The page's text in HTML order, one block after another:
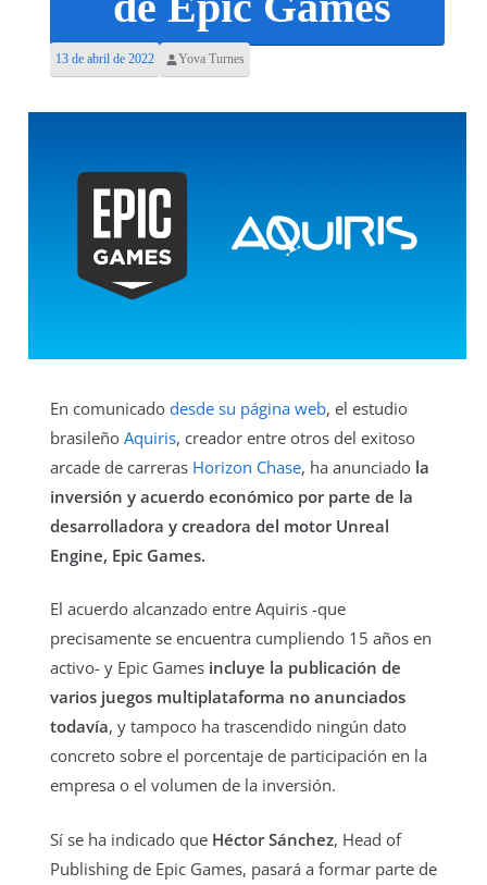
13 de abril de 2022 Yova Turnes
En comunicado desde su página web, el estudio
brasileño Aquiris, creador entre otros del exitoso
arcade de carreras Horizon Chase, ha anunciado la
inversión y acuerdo económico por parte de la
desarrolladora y creadora del motor Unreal
Engine, Epic Games.
El acuerdo alcanzado entre Aquiris -que
precisamente se encuentra cumpliendo 15 años en
activo- y Epic Games incluye la publicación de
varios juegos multiplataforma no anunciados
todavía, y tampoco ha trascendido ningún dato
concreto sobre el porcentaje de participación en la
empresa o el volumen de la inversión.
Sí se ha indicado que Héctor Sánchez, Head of
Publishing de Epic Games, pasará a formar parte de